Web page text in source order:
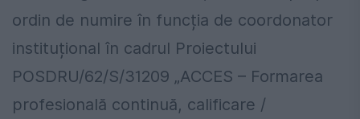
ordin de numire în funcția de coordonator
instituțional în cadrul Proiectului
POSDRU/62/S/31209 „ACCES – Formarea
profesională continuă, calificare /